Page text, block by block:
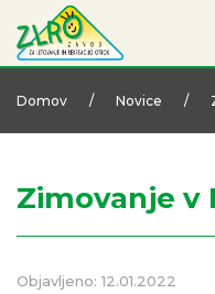
Domov / Novice /
Zimovanje v
Objavljeno: 12.01.2022